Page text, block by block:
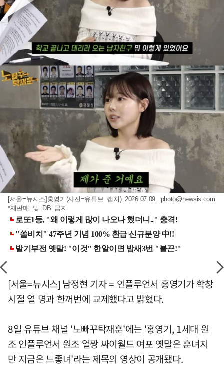
[서울=뉴시스]홍영기(사진=유튜브 캡처) 2026.07.09. photo@newsis.com
*재판매 및 DB 금지
[서울=뉴시스] 남정현 기자 = 인플루언서 홍영기가 학창
시절 열 명과 한꺼번에 교제했다고 밝혔다.
8일 유튜브 채널 '노빠꾸탁재훈'에는 '홍영기, 1세대 원
조 인플루언서 원조 얼짱 싸이월드 여포 옛말은 훈녀지
만 지금은 느좋녀'라는 제목의 영상이 공개됐다.